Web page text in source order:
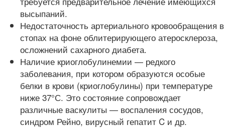
высыпаний.
Недостаточность артериального кровообращения в
стопах на фоне облитерирующего атеросклероза,
осложнений сахарного диабета.
Наличие криоглобулинемии — редкого
заболевания, при котором образуются особые
белки в крови (криоглобулины) при температуре
ниже 37°С. Это состояние сопровождает
различные васкулиты — воспаления сосудов,
синдром Рейно, вирусный гепатит C и др.